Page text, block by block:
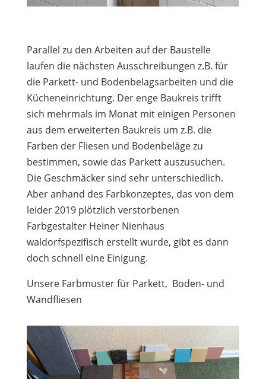
Parallel zu den Arbeiten auf der Baustelle
laufen die nächsten Ausschreibungen z.B. für
die Parkett- und Bodenbelagsarbeiten und die
Kücheneinrichtung. Der enge Baukreis trifft
sich mehrmals im Monat mit einigen Personen
aus dem erweiterten Baukreis um z.B. die
Farben der Fliesen und Bodenbeläge zu
bestimmen, sowie das Parkett auszusuchen.
Die Geschmäcker sind sehr unterschiedlich.
Aber anhand des Farbkonzeptes, das von dem
leider 2019 plötzlich verstorbenen
Farbgestalter Heiner Nienhaus
waldorfspezifisch erstellt wurde, gibt es dann
doch schnell eine Einigung.
Unsere Farbmuster für Parkett, Boden- und
Wandfliesen